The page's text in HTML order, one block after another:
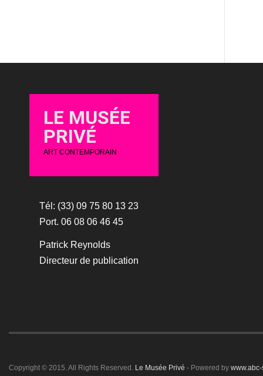
LE MUSÉE
PRIVÉ
ART CONTEMPORAIN
Tél: (33) 09 75 80 13 23
Port. 06 08 06 46 45
Patrick Reynolds
Directeur de publication
Copyright © 2015. All Rights Reserved. Le Musée Privé - Powered by